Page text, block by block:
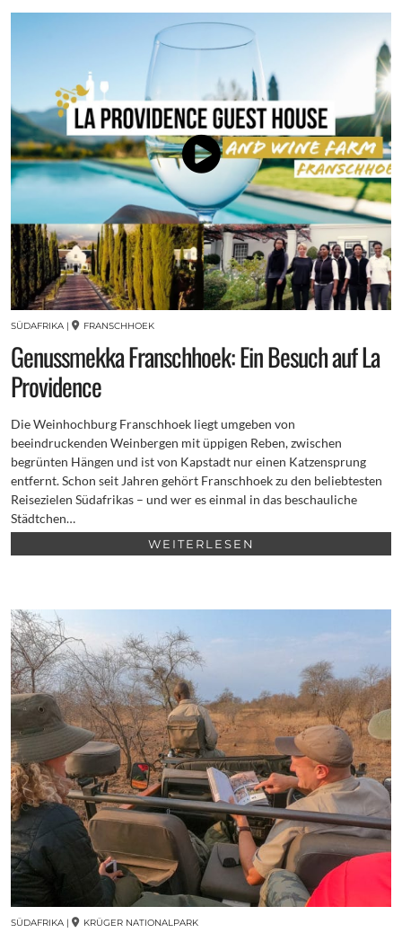
SÜDAFRIKA | FRANSCHHOEK
Genussmekka Franschhoek: Ein Besuch auf La
Providence
Die Weinhochburg Franschhoek liegt umgeben von
beeindruckenden Weinbergen mit üppigen Reben, zwischen
begrünten Hängen und ist von Kapstadt nur einen Katzensprung
entfernt. Schon seit Jahren gehört Franschhoek zu den beliebtesten
Reisezielen Südafrikas – und wer es einmal in das beschauliche
Städtchen…
WEITERLESEN
SÜDAFRIKA | KRÜGER NATIONALPARK